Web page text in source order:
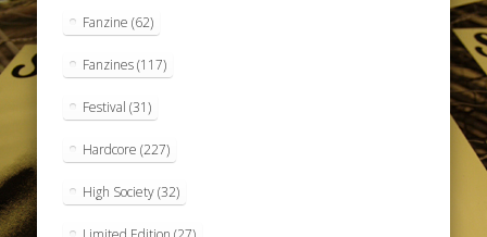
Fanzine (62)
Fanzines(117)
Festival (31)
Hardcore (227)
High Society(32)